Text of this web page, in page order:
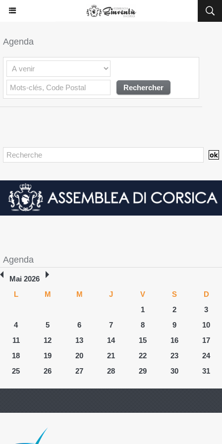
Agenda
Agenda
Mai 2026
L
M M J V S
D
1
2
3
4
5 6 7 8 9
10
11
12 13 14 15 16
17
18
19 20 21 22 23
24
25
26 27 28 29 30 31